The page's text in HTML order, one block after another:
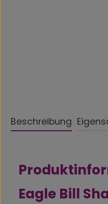
Beschreibung
Eagle Bill